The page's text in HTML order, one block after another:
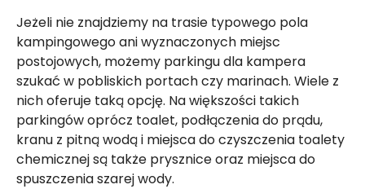
Jeżeli nie znajdziemy na trasie typowego pola
kampingowego ani wyznaczonych miejsc
postojowych, możemy parkingu dla kampera
szukać w pobliskich portach czy marinach. Wiele z
nich oferuje taką opcję. Na większości takich
parkingów oprócz toalet, podłączenia do prądu,
kranu z pitną wodą i miejsca do czyszczenia toalety
chemicznej są także prysznice oraz miejsca do
spuszczenia szarej wody.